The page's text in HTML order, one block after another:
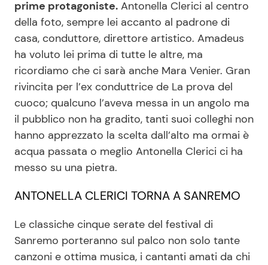
Seguici
Info
Chi siamo
Disclaimer e Privacy
Redazione
Pubblicità
Privacy Policy
prime protagoniste. Antonella Clerici al centro
della foto, sempre lei accanto al padrone di
casa, conduttore, direttore artistico. Amadeus
ha voluto lei prima di tutte le altre, ma
ricordiamo che ci sarà anche Mara Venier. Gran
rivincita per l’ex conduttrice de La prova del
cuoco; qualcuno l’aveva messa in un angolo ma
il pubblico non ha gradito, tanti suoi colleghi non
hanno apprezzato la scelta dall’alto ma ormai è
acqua passata o meglio Antonella Clerici ci ha
messo su una pietra.
ANTONELLA CLERICI TORNA A SANREMO
Le classiche cinque serate del festival di
Sanremo porteranno sul palco non solo tante
canzoni e ottima musica, i cantanti amati da chi